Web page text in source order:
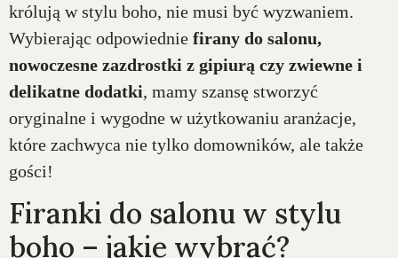
królują w stylu boho, nie musi być wyzwaniem.
Wybierając odpowiednie firany do salonu,
nowoczesne zazdrostki z gipiurą czy zwiewne i
delikatne dodatki, mamy szansę stworzyć
oryginalne i wygodne w użytkowaniu aranżacje,
które zachwyca nie tylko domowników, ale także
gości!
Firanki do salonu w stylu
boho – jakie wybrać?